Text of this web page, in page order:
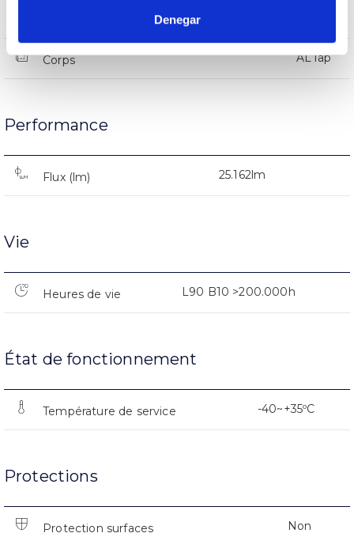
Denegar
Corps AL iap
Performance
Flux (lm) 25.162lm
Vie
Heures de vie L90 B10 >200.000h
État de fonctionnement
Température de service -40~+35ºC
Protections
Protection surfaces Non